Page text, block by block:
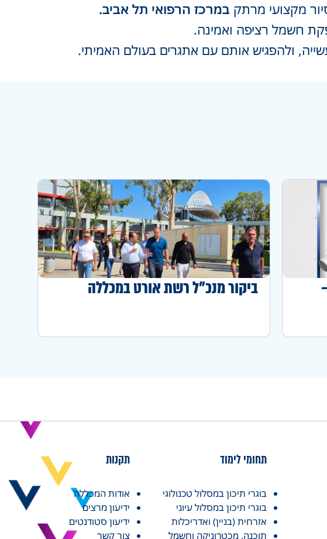
מקצועי מרתק במרכז הרפואי תל אביב.
חשמל רציפה ואמינה.
ולהפגיש אותם עם אתגרים בעולם האמיתי.
ביקור מנכ"ל רשת אורט במכללה
תחומי לימוד
בוגרי תיכון במסלול טכנולוגי
בוגרי תיכון במסלול עיוני
אזרחית (בניין) ואדריכלות
תוכנה, מכטרוניקה וחשמל
תקנות
אודות המכללה
ידיעון מרצים
ידיעון סטודנטים
צור קשר